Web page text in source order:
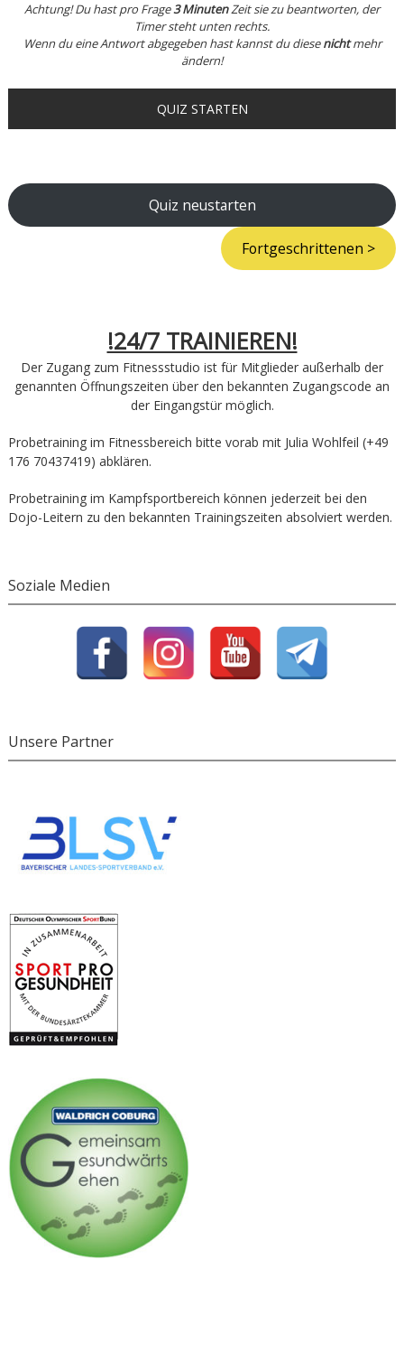
Achtung! Du hast pro Frage3 MinutenZeit sie zu beantworten, der
Timer steht unten rechts.
Wenn du eine Antwort abgegeben hast kannst du diesenichtmehr
ändern!
QUIZ STARTEN
Quiz neustarten
Fortgeschrittenen >
!24/7 TRAINIEREN!
Der Zugang zum Fitnessstudio ist für Mitglieder außerhalb der
genannten Öffnungszeiten über den bekannten Zugangscode an
der Eingangstür möglich.
Probetraining im Fitnessbereich bitte vorab mit Julia Wohlfeil (+49
176 70437419) abklären.
Probetraining im Kampfsportbereich können jederzeit bei den
Dojo-Leitern zu den bekannten Trainingszeiten absolviert werden.
Soziale Medien
Unsere Partner